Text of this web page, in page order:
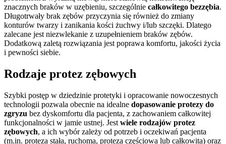
znacznych braków w uzębieniu, szczególnie całkowitego bezzębia.
Długotrwały brak zębów przyczynia się również do zmiany
konturów twarzy i zanikania kości żuchwy i/lub szczęki. Dlatego
zalecane jest niezwlekanie z uzupełnieniem braków zębów.
Dodatkową zaletą rozwiązania jest poprawa komfortu, jakości życia
i pewności siebie.
Rodzaje protez zębowych
Szybki postęp w dziedzinie protetyki i opracowanie nowoczesnych
technologii pozwala obecnie na idealne dopasowanie protezy do
zgryzu bez dyskomfortu dla pacjenta, z zachowaniem całkowitej
funkcjonalności w jamie ustnej. Jest wiele rodzajów protez
zębowych, a ich wybór zależy od potrzeb i oczekiwań pacjenta
(m.in. proteza stała, ruchoma, proteza częściowa lub całkowita) oraz